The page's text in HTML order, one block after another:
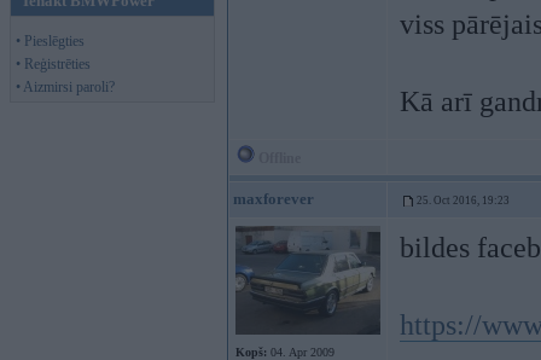
• Pieslēgties
• Reģistrēties
• Aizmirsi paroli?
viss
Kā arī
maxforever 25. Oct 2016, 19:23
Kopš: 04. Apr 2009
bildes
https://